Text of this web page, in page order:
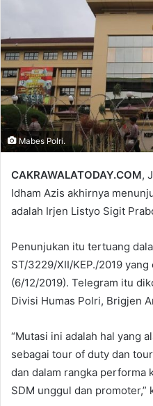
Mabes Polri.
CAKRAWALATODAY.COM,
Idham Azis akhirnya
adalah Irjen Listyo Sigit
Penunjukan itu tertuang
ST/3229/XII/KEP./2019
(6/12/2019). Telegram itu
Divisi Humas Polri, Brigjen
“Mutasi ini adalah hal yang
sebagai tour of duty dan
dan dalam rangka performa
SDM unggul dan promoter,”